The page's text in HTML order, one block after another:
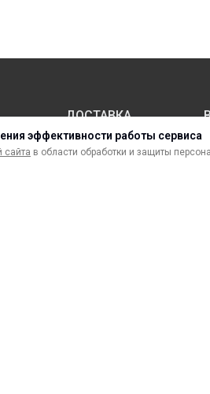
эффективности работы сервиса
сайта в области обработки и защиты
ДОСТАВКА